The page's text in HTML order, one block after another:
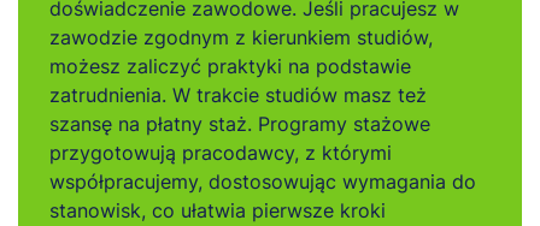
doświadczenie zawodowe. Jeśli pracujesz w
zawodzie zgodnym z kierunkiem studiów,
możesz zaliczyć praktyki na podstawie
zatrudnienia. W trakcie studiów masz też
szansę na płatny staż. Programy stażowe
przygotowują pracodawcy, z którymi
współpracujemy, dostosowując wymagania do
stanowisk, co ułatwia pierwsze kroki